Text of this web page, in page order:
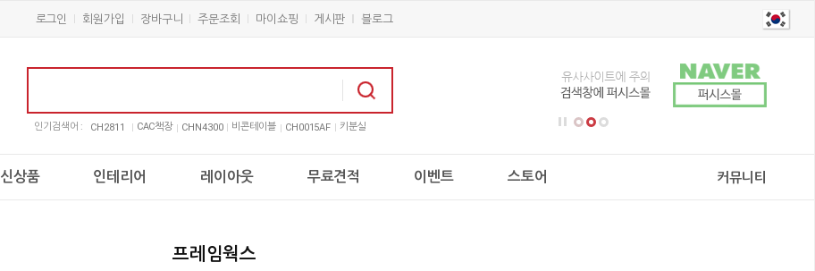
로그인 회원가입 장바구니 주문조회 마이쇼핑 게시판 블로그
인기검색어 : CH2811 CAC책장 CHN4300 비콘테이블 CH0015AF 키분실
신상품 인테리어 레이아웃 무료견적 이벤트 스토어 커뮤니티
프레임웍스